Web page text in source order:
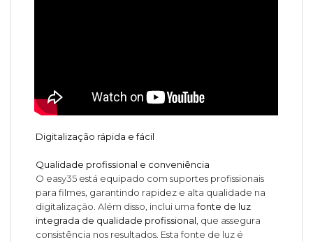
Digitalização rápida e fácil
Qualidade profissional e conveniência
O easy35 está equipado com suportes profissionais
para filmes, garantindo rapidez e alta qualidade na
digitalização. Além disso, inclui umafonte de luz
integrada de qualidade profissional , que assegura
consistência nos resultados. Esta fonte de luz é